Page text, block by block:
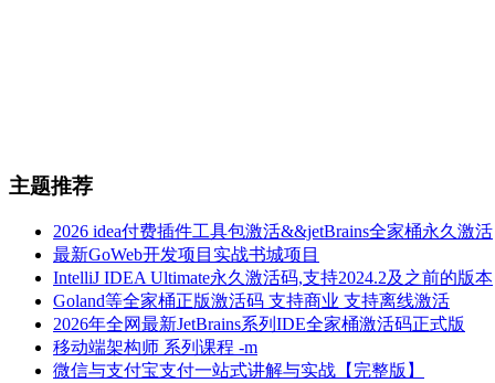
主题推荐
2026 idea付费插件工具包激活&&jetBrains全家桶永久激活
最新GoWeb开发项目实战书城项目
IntelliJ IDEA Ultimate永久激活码,支持2024.2及之前的版本
Goland等全家桶正版激活码 支持商业 支持离线激活
2026年全网最新JetBrains系列IDE全家桶激活码正式版
移动端架构师 系列课程 -m
微信与支付宝支付一站式讲解与实战【完整版】